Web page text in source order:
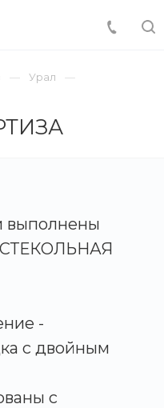
Урал
выполнены
-
с двойным
с